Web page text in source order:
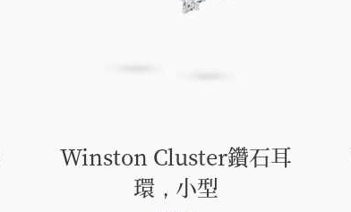
Winston Cluster鑽石耳
環，小型